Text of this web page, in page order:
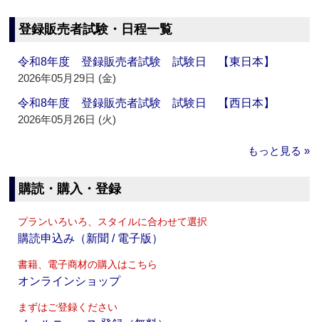
登録販売者試験・日程一覧
令和8年度 登録販売者試験 試験日 【東日本】
2026年05月29日 (金)
令和8年度 登録販売者試験 試験日 【西日本】
2026年05月26日 (火)
もっと見る »
購読・購入・登録
プランいろいろ、スタイルに合わせて選択
購読申込み（新聞 / 電子版）
書籍、電子商材の購入はこちら
オンラインショップ
まずはご登録ください